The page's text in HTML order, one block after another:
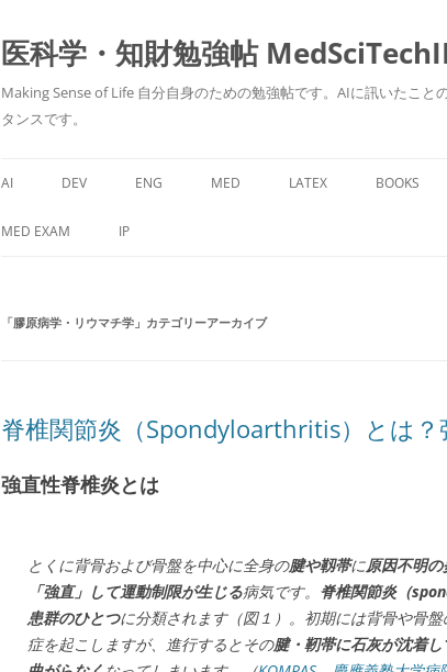
医科学・知財勉強帖
Making Sense of Life 自分自身のための勉強帖です。AIに訊いたこ
タンスです。
AI DEV ENG MED LATEX BOOKS
MED EXAM IP
「膠原病学・リウマチ学 」カテゴリーアーカイブ
脊椎関節炎（Spondyloarthritis）とは？
強直性脊椎炎とは
とくに背骨および骨盤を中心に全身の腱や靱帯に原因不明の
「強直」して運動制限が生じる病気です。 脊椎関節炎（
患群のひとつに分類されます（図１）。初期には背骨や骨
症を起こしますが、進行するとその腱・靭帯に石灰が沈着